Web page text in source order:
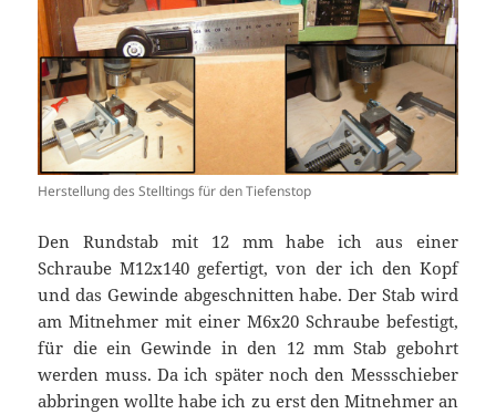
Herstellung des Stelltings für den Tiefenstop
Den Rundstab mit 12 mm habe ich aus einer
Schraube M12x140 gefertigt, von der ich den Kopf
und das Gewinde abgeschnitten habe. Der Stab wird
am Mitnehmer mit einer M6x20 Schraube befestigt,
für die ein Gewinde in den 12 mm Stab gebohrt
werden muss. Da ich später noch den Messschieber
abbringen wollte habe ich zu erst den Mitnehmer an